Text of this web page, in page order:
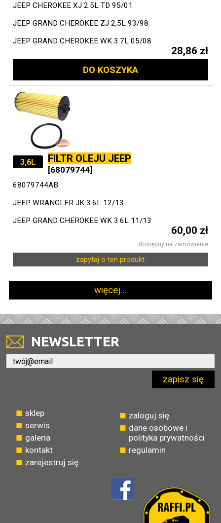
JEEP CHEROKEE XJ 2.5L TD 95/01
JEEP GRAND CHEROKEE ZJ 2,5L 93/98
JEEP GRAND CHEROKEE WK 3.7L 05/08
28,86 zł
DO KOSZYKA
FILTR OLEJU JEEP
3,6L
[68079744]
68079744AB
JEEP WRANGLER JK 3.6L 12/13
JEEP GRAND CHEROKEE WK 3.6L 11/13
60,00 zł
dostępny na zamówienie
zapytaj o ten produkt
więcej...
NEWSLETTER
zapisz się
sklep
serwis
galeria
kontakt
zarejestruj się
zaloguj się
dane osobowe i
polityka prywatności
regulamin